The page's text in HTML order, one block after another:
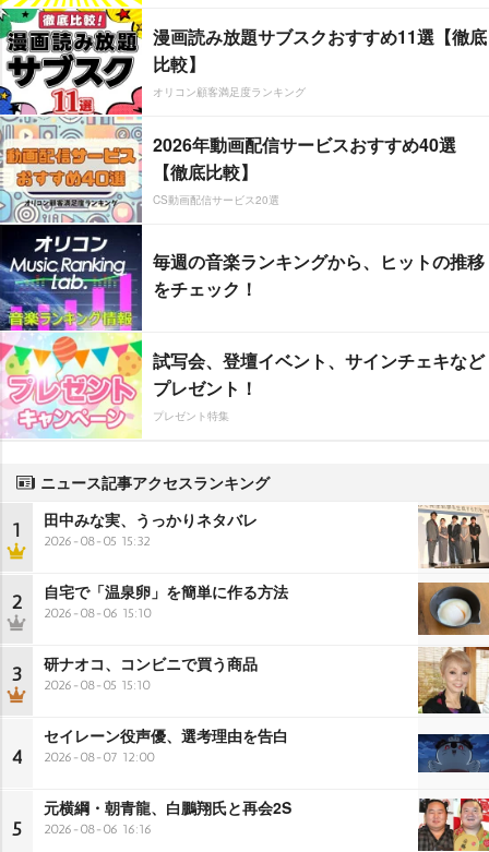
漫画読み放題サブスクおすすめ11選【徹底
比較】
オリコン顧客満足度ランキング
2026年動画配信サービスおすすめ40選
【徹底比較】
CS動画配信サービス20選
毎週の音楽ランキングから、ヒットの推移
をチェック！
試写会、登壇イベント、サインチェキなど
プレゼント！
プレゼント特集
ニュース記事アクセスランキング
1 田中みな実、うっかりネタバレ
2026-08-05 15:32
2 自宅で「温泉卵」を簡単に作る方法
2026-08-06 15:10
3 研ナオコ、コンビニで買う商品
2026-08-05 15:10
4
セイレーン役声優、選考理由を告白
2026-08-07 12:00
5
元横綱・朝青龍、白鵬翔氏と再会2S
2026-08-06 16:16